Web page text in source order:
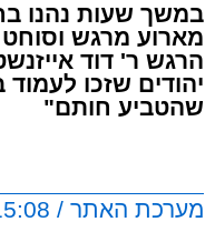
במשך שעות נהנו
מארוע מרגש
הרגש ר' דוד
יהודים שזכו לעמוד
שהטביע חותם"
מערכת האתר / 15:08 23.08.24